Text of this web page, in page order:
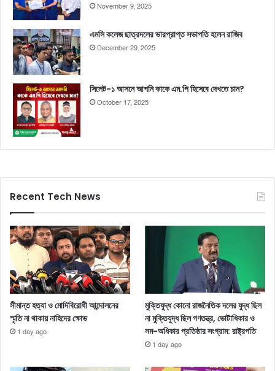
November 9, 2025
এমসি কলেজ ছাত্রদলের ভারপ্রাপ্ত সভাপতি হলেন রাজিব
December 29, 2025
সিলেট-১ আসনে আপনি কাকে এম.পি হিসেবে দেখতে চান?
October 17, 2025
Recent Tech News
সীমান্ত হত্যা ও মোদিবিরোধী আন্দোলনের
স্মৃতি না থাকায় নাহিদের ক্ষোভ
1 day ago
মুক্তিযুদ্ধ কোনো রাজনৈতিক দলের যুদ্ধ ছিল
না মুক্তিযুদ্ধ ছিল গণতন্ত্র, ভোটাধিকার ও
সম-অধিকার প্রতিষ্ঠার সংগ্রাম: রাষ্ট্রপতি
1 day ago